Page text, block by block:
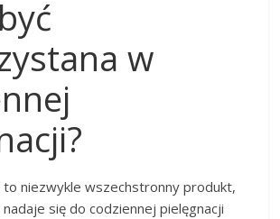
w
to niezwykle wszechstronny produkt,
się do codziennej pielęgnacji